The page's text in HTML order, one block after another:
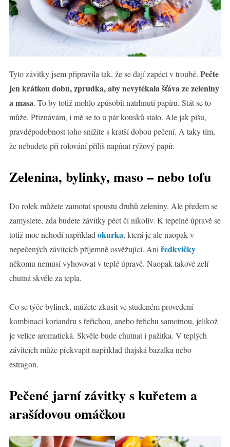
Tyto závitky jsem připravila tak, že se dají zapéct v troubě. Pečte
jen krátkou dobu, zprudka, aby nevytékala šťáva ze zeleniny
a masa. To by totiž mohlo způsobit natrhnutí papíru. Stát se to
může. Přiznávám, i mě se to u pár kousků stalo. Ale jak píšu,
pravděpodobnost toho snížíte s kratší dobou pečení. A taky tím,
že nebudete při rolování příliš napínat rýžový papír.
Zelenina, bylinky, maso – nebo tofu
Do rolek můžete zamotat spoustu druhů zeleniny. Ale předem se
zamyslete, zda budete závitky péct či nikoliv. K tepelné úpravě se
totiž moc nehodí například okurka, která je ale naopak v
nepečených závitcích příjemně osvěžující. Ani ředkvičky
někomu nemusí vyhovovat v teplé úpravě. Naopak takové zelí
chutná skvěle za tepla.
Co se týče bylinek, můžete zkusit ve studeném provedení
kombinaci koriandru s řeřichou, anebo řeřichu samotnou, jelikož
je velice aromatická. Skvěle bude chutnat i pažitka. V teplých
závitcích může překvapit například thajská bazalka nebo
estragon.
Pečené jarní závitky s kuřetem a
arašídovou omáčkou